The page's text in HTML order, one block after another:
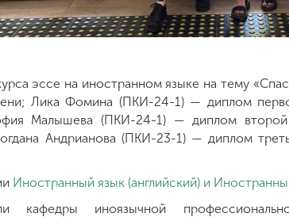
эссе на иностранном языке на тему
Лика Фомина (ПКИ-24-1) — диплом
Малышева (ПКИ-24-1) — диплом второй
Андрианова (ПКИ-23-1) — диплом
Иностранный язык (английский) и
кафедры иноязычной